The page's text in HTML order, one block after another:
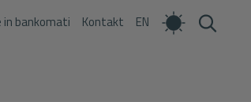
in bankomati Kontakt EN